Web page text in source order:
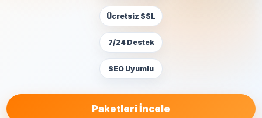
Ücretsiz SSL
7/24 Destek
SEO Uyumlu
Paketleri İncele